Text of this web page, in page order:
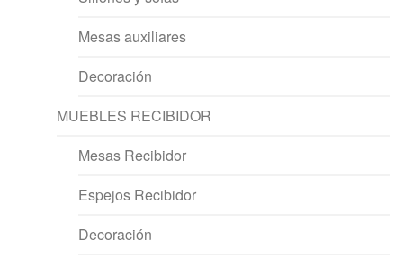
Mesas auxiliares
Decoración
MUEBLES RECIBIDOR
Mesas Recibidor
Espejos Recibidor
Decoración